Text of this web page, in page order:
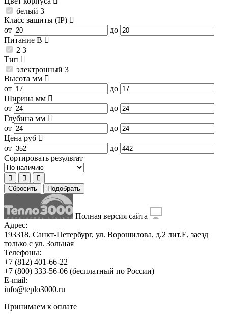
белый 3
Класс защиты (IP)
от
до
Питание В
2 3
Тип
электронный 3
Высота мм
от
до
Ширина мм
от
до
Глубина мм
от
до
Цена руб
от
до
Сортировать результат
Сбросить Подобрать
Полная версия сайта
Адрес:
193318, Санкт-Петербург, ул. Ворошилова, д.2 лит.Е, заезд
только с ул. Зольная
Телефоны:
+7 (812) 401-66-22
+7 (800) 333-56-06 (бесплатный по России)
E-mail:
info@teplo3000.ru
Принимаем к оплате